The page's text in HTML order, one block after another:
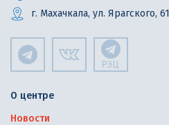
г. Махачкала, ул. Ярагского, 61
РЭЦ
О центре
Новости